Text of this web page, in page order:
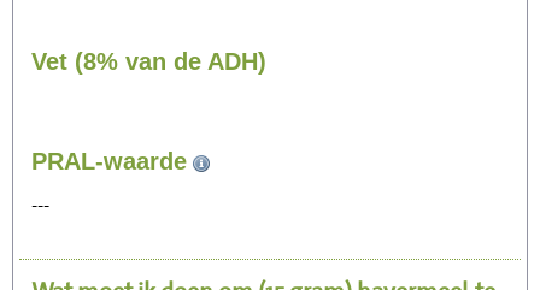
Vet (8% van de ADH)
PRAL-waarde
---
Zitten, tv kijken